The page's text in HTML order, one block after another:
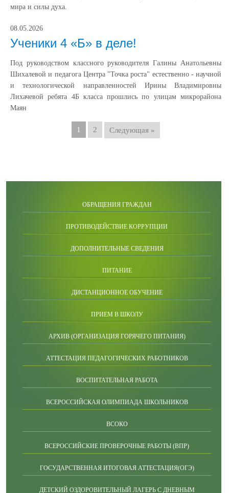
мира и силы духа.
08.05.2026
Ученики 4 «Б» в деле!
Под руководством классного руководителя Галины Анатольевны
Шихалевой и педагога Центра "Точка роста" естественно - научной
и технологической направленностей Ирины Владимировны
Лихачевой ребята 4Б класса прошлись по улицам микрорайона
Маян
1 2 Следующая »
ОБРАЩЕНИЯ ГРАЖДАН
ПРОТИВОДЕЙСТВИЕ КОРРУПЦИИ
ДОПОЛНИТЕЛЬНЫЕ СВЕДЕНИЯ
ПИТАНИЕ
ДИСТАНЦИОННОЕ ОБУЧЕНИЕ
ПРИЕМ В ШКОЛУ
АРХИВ (ОРГАНИЗАЦИЯ ГОРЯЧЕГО ПИТАНИЯ)
АТТЕСТАЦИЯ ПЕДАГОГИЧЕСКИХ РАБОТНИКОВ
ВОСПИТАТЕЛЬНАЯ РАБОТА
ВСЕРОССИЙСКАЯ ОЛИМПИАДА ШКОЛЬНИКОВ
ВСОКО
ВСЕРОССИЙСКИЕ ПРОВЕРОЧНЫЕ РАБОТЫ (ВПР)
ГОСУДАРСТВЕННАЯ ИТОГОВАЯ АТТЕСТАЦИЯ(ОГЭ)
ДЕТСКИЙ ОЗДОРОВИТЕЛЬНЫЙ ЛАГЕРЬ С ДНЕВНЫМ